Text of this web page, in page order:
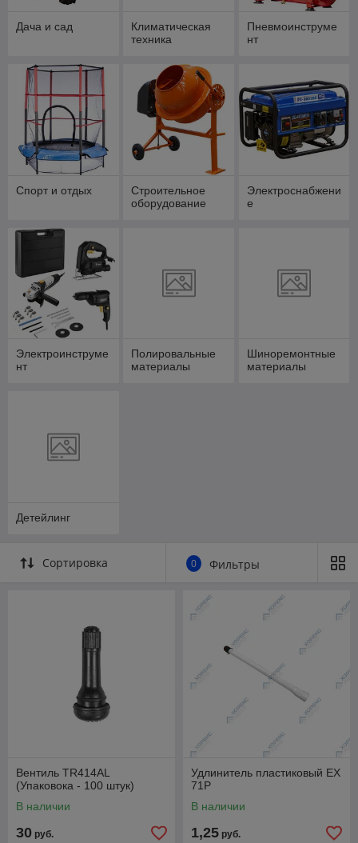
Дача и сад
Климатическая
техника
Пневмоинструме
нт
Спорт и отдых
Строительное
оборудование
Электроснабжени
е
Электроинструме
нт
Полировальные
материалы
Шиноремонтные
материалы
Детейлинг
Сортировка 0 Фильтры
Вентиль TR414AL
(Упаковока - 100 штук)
В наличии
30 руб.
Удлинитель пластиковый EX
71P
В наличии
1,25 руб.